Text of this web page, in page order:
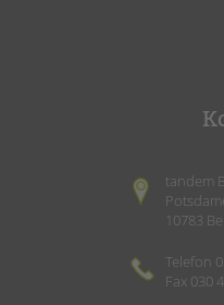
tandem
10783
Telefon
Fax 030